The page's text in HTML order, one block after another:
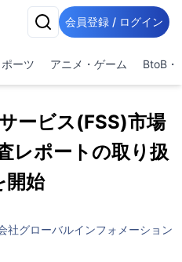
会員登録 / ログイン
ポーツ アニメ・ゲーム BtoB・
ービス(FSS)市場
レポートの取り扱
開始
社グローバルインフォメーション